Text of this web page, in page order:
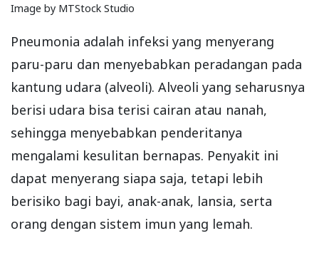
Image by MTStock Studio
Pneumonia adalah infeksi yang menyerang
paru-paru dan menyebabkan peradangan pada
kantung udara (alveoli). Alveoli yang seharusnya
berisi udara bisa terisi cairan atau nanah,
sehingga menyebabkan penderitanya
mengalami kesulitan bernapas. Penyakit ini
dapat menyerang siapa saja, tetapi lebih
berisiko bagi bayi, anak-anak, lansia, serta
orang dengan sistem imun yang lemah.